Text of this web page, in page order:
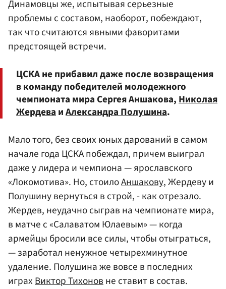
Динамовцы же, испытывая серьезные
проблемы с составом, наоборот, побеждают,
так что считаются явными фаворитами
предстоящей встречи.
ЦСКА не прибавил даже после возвращения
в команду победителей молодежного
чемпионата мира Сергея Аншакова, Николая
Жердева иАлександра Полушина.
Мало того, без своих юных дарований в самом
начале года ЦСКА побеждал, причем выиграл
даже у лидера и чемпиона — ярославского
«Локомотива». Но, стоилоАншакову, Жердеву и
Полушину вернуться в строй, - как отрезало.
Жердев, неудачно сыграв на чемпионате мира,
в матче с «Салаватом Юлаевым» — когда
армейцы бросили все силы, чтобы отыграться,
— заработал ненужное четырехминутное
удаление. Полушина же вовсе в последних
играхВиктор Тихоновне ставит в состав.